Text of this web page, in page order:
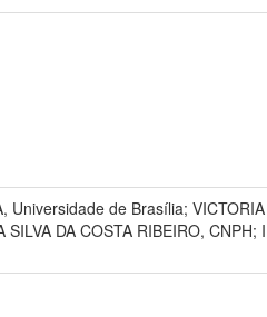
Universidade de Brasília;
DA COSTA RIBEIRO, CNPH;